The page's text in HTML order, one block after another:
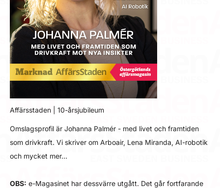
Affärsstaden | 10-årsjubileum
Omslagsprofil är Johanna Palmér - med livet och framtiden
som drivkraft. Vi skriver om Arboair, Lena Miranda, AI-robotik
och mycket mer…
OBS: e-Magasinet har dessvärre utgått. Det går fortfarande